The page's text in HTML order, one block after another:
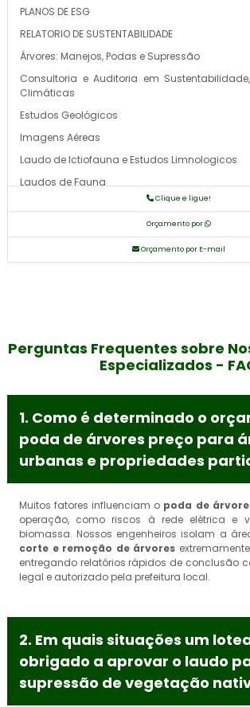
PLANOS DE ESG
RELATORIO DE SUSTENTABILIDADE
Árvores: Manejos, Podas e Supressão
Consultoria e Auditoria em
Climáticas
Estudos Geológicos
Imagens Aéreas
Laudo de Ictiofauna e Estudos Limnologicos
Laudos de Fauna
Licenciamento Ambiental
BIOMETANO e CDR
Clique e ligue!
Orçamento por
Orçamento por E-mail
Perguntas Frequentes sobre
Especializados -
1. Como é determinado o
poda de árvores preço para
urbanas e propriedades
Muitos fatores influenciam o poda de
operação, como riscos à rede elétrica e
biomassa. Nossos engenheiros isolam a
corte e remoção de árvores
entregando relatórios rápidos de conclusão
legal e autorizado pela prefeitura local.
2. Em quais situações um
obrigado a aprovar o laudo
supressão de vegetação